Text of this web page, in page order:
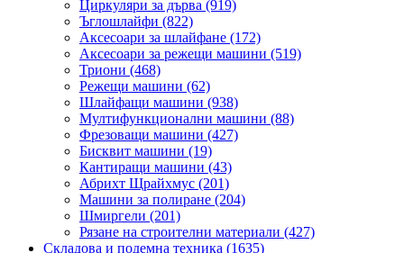
Циркуляри за дърва (919)
Ъглошлайфи (822)
Аксесоари за шлайфане (172)
Аксесоари за режещи машини (519)
Триони (468)
Режещи машини (62)
Шлайфащи машини (938)
Мултифункционални машини (88)
Фрезоващи машини (427)
Бисквит машини (19)
Кантиращи машини (43)
Абрихт Щрайхмус (201)
Машини за полиране (204)
Шмиргели (201)
Рязане на строителни материали (427)
Складова и подемна техника (1635)